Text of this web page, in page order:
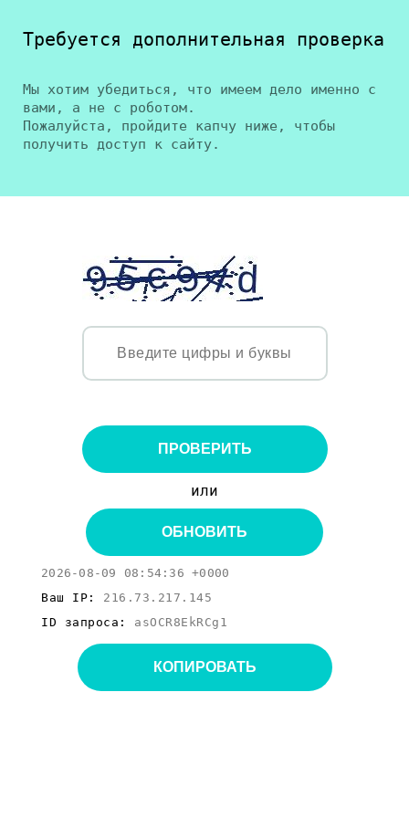
Требуется дополнительная проверка
Мы хотим убедиться, что имеем дело именно с
вами, а не с роботом.
Пожалуйста, пройдите капчу ниже, чтобы
получить доступ к сайту.
ПРОВЕРИТЬ
или
ОБНОВИТЬ
2026-08-09 08:54:36 +0000
Ваш IP: 216.73.217.145
ID запроса: asOCR8EkRCg1
КОПИРОВАТЬ